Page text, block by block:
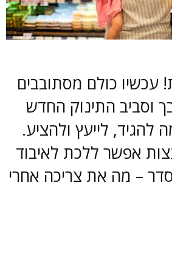
עכשיו כולם מסתובבים
וסביב התינוק החדש
להגיד, לייעץ ולהציע.
אפשר ללכת לאיבוד
– מה את צריכה אחרי